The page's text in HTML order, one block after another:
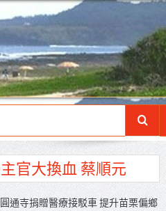
官大換血 蔡順元
通寺捐贈醫療接駁車 提升苗栗偏鄉